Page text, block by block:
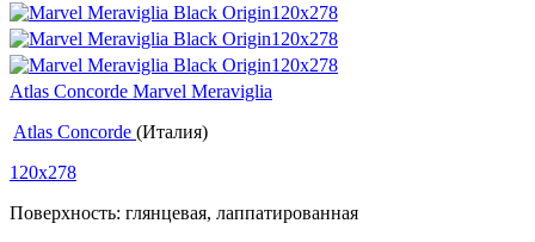
Atlas Concorde Marvel Meraviglia
Atlas Concorde (Италия)
120x278
Поверхность: глянцевая, лаппатированная